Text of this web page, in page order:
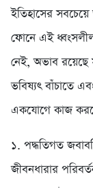
ইতিহাসের
ফোনে এই
নেই, অভাব রয়েছে
ভবিষ্যৎ বাঁচাতে
একযোগে কাজ
১. পদ্ধতিগত
জীবনধারার